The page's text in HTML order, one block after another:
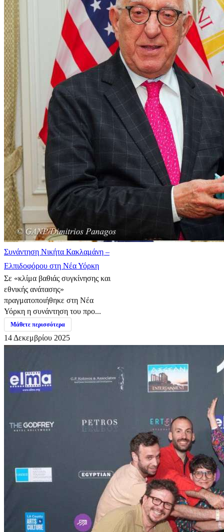
Συνάντηση Νικήτα Κακλαμάνη –
Ελπιδοφόρου στη Νέα Υόρκη
Σε «κλίμα βαθιάς συγκίνησης και
εθνικής ανάτασης»
πραγματοποιήθηκε στη Νέα
Υόρκη η συνάντηση του προ...
Μάθετε περισσότερα
14 Δεκεμβρίου 2025